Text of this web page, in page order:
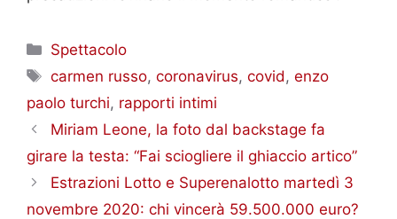
Categorie
Spettacolo
Tag
carmen russo,coronavirus,covid ,enzo
paolo turchi, rapporti intimi
Miriam Leone, la foto dal backstage fa
girare la testa: “Fai sciogliere il ghiaccio artico”
Estrazioni Lotto e Superenalotto martedì 3
novembre 2020: chi vincerà 59.500.000 euro?